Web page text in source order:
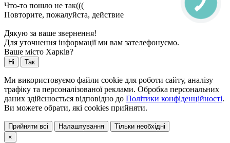
Что-то пошло не так(((
Повторите, пожалуйста, действие
Дякую за ваше звернення!
Для уточнення інформації ми вам зателефонуємо.
Ваше місто Харків?
Ні Так
Ми використовуємо файли cookie для роботи сайту, аналізу
трафіку та персоналізованої реклами. Обробка персональних
даних здійснюється відповідно до Політики конфіденційності.
Ви можете обрати, які cookies прийняти.
Прийняти всі Налаштування
Тільки необхідні
×